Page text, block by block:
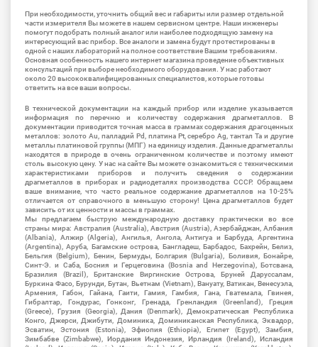
При необходимости, уточнить общий вес и габариты или размер отдельной
части измерителя Вы можете в нашем сервисном центре. Наши инженеры
помогут подобрать полный аналог или наиболее подходящую замену на
интересующий вас прибор. Все аналоги и замена будут протестированы в
одной с наших лабораторий на полное соответствие Вашим требованиям.
Основная особенность нашего интернет магазина проведение объективных
консультаций при выборе необходимого оборудования. У нас работают
около 20 высококвалифицированных специалистов, которые готовы
ответить на все ваши вопросы.
В технической документации на каждый прибор или изделие указывается
информация по перечню и количеству содержания драгметаллов. В
документации приводится точная масса в граммах содержания драгоценных
металлов: золото Au, палладий Pd, платина Pt, серебро Ag, тантал Ta и другие
металлы платиновой группы (МПГ) на единицу изделия. Данные драгметаллы
находятся в природе в очень ограниченном количестве и поэтому имеют
столь высокую цену. У нас на сайте Вы можете ознакомиться с техническими
характеристиками приборов и получить сведения о содержании
драгметаллов в приборах и радиодеталях производства СССР. Обращаем
ваше внимание, что часто реальное содержание драгметаллов на 10-25%
отличается от справочного в меньшую сторону! Цена драгметаллов будет
зависить от их ценности и массы в граммах.
Мы предлагаем быструю международную доставку практически во все
страны мира: Австралия (Australia), Австрия (Austria), Азербайджан, Албания
(Albania), Алжир (Algeria), Ангилья, Ангола, Антигуа и Барбуда, Аргентина
(Argentina), Аруба, Багамские острова, Бангладеш, Барбадос, Бахрейн, Белиз,
Бельгия (Belgium), Бенин, Бермуды, Болгария (Bulgaria), Боливия, Бонайре,
Синт-Э. и Саба, Босния и Герцеговина (Bosnia and Herzegovina), Ботсвана,
Бразилия (Brazil), Британские Виргинские Острова, Бруней Даруссалам,
Буркина Фасо, Бурунди, Бутан, Вьетнам (Vietnam), Вануату, Ватикан, Венесуэла,
Армения, Габон, Гайана, Гаити, Гамия, Гамбия, Гана, Гватемала, Гвинея,
Гибралтар, Гондурас, Гонконг, Гренада, Гренландия (Greenland), Греция
(Greece), Грузия (Georgia), Дания (Denmark), Демократическая Республика
Конго, Джерси, Джибути, Доминика, Доминиканская Республика, Эквадор,
Эсватин, Эстония (Estonia), Эфиопия (Ethiopia), Египет (Egypt), Замбия,
Зимбабве (Zimbabwe), Иордания Индонезия, Ирландия (Ireland), Исландия